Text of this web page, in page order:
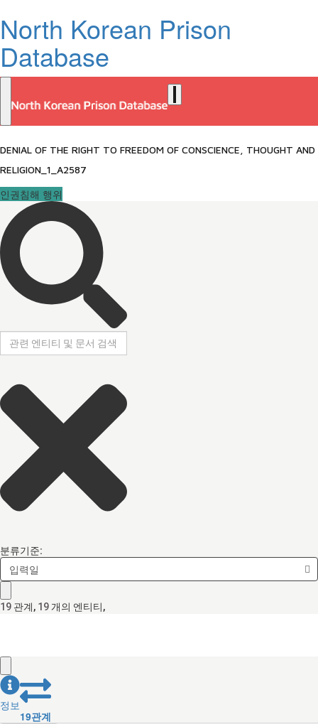
North Korean Prison
Database
DENIAL OF THE RIGHT TO FREEDOM OF CONSCIENCE, THOUGHT AND
RELIGION_1_A2587
인권침해 행위
분류기준:
입력일
19 관계, 19 개의 엔티티,
정보
19관계